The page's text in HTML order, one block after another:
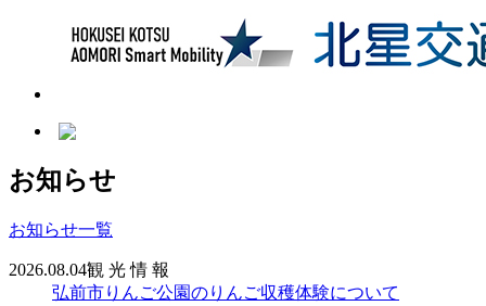
お知らせ
お知らせ一覧
2026.08.04観 光 情 報
弘前市りんご公園のりんご収穫体験について